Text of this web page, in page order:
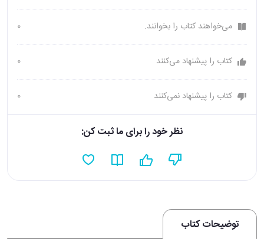
می‌خواهند کتاب را بخوانند. 0
کتاب را پیشنهاد می‌کنند 0
کتاب را پیشنهاد نمی‌کنند 0
نظر خود را برای ما ثبت کن:
توضیحات کتاب